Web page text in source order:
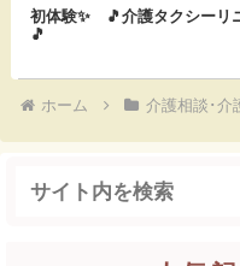
初体験✨ 🎵介護タクシーリ
🎵
ホーム 介護相談･介